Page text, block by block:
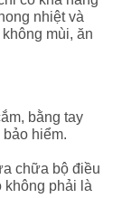
nhiệt và
mùi, ăn
bằng tay
hiểm.
chữa bộ điều
không phải là